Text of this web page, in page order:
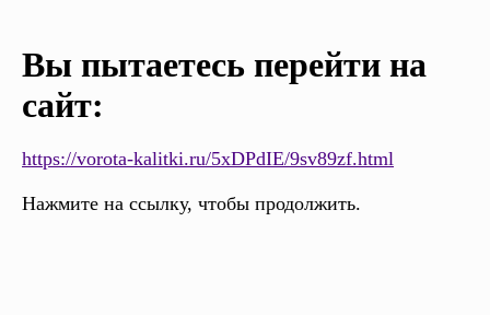
Вы пытаетесь перейти на
сайт:
https://vorota-kalitki.ru/5xDPdIE/9sv89zf.html
Нажмите на ссылку, чтобы продолжить.